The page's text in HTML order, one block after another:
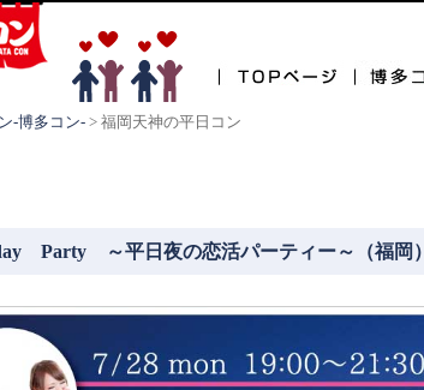
-博多コン-> 福岡天神の平日コン
Party ～平日夜の恋活パーティー～（福岡）